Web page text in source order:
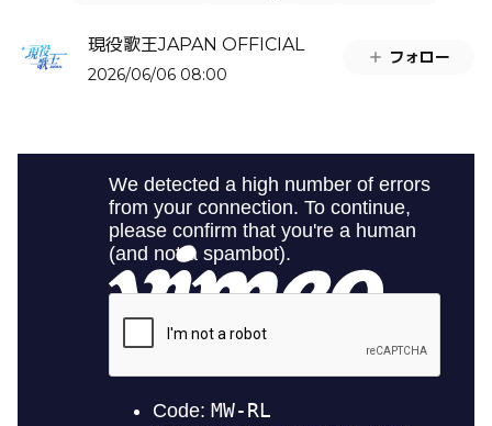
現役歌王JAPAN OFFICIAL
2026/06/06 08:00
フォロー